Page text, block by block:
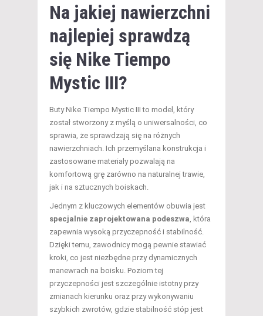
Na jakiej nawierzchni
najlepiej sprawdzą
się Nike Tiempo
Mystic III?
Buty Nike Tiempo Mystic III to model, który
został stworzony z myślą o uniwersalności, co
sprawia, że sprawdzają się na różnych
nawierzchniach. Ich przemyślana konstrukcja i
zastosowane materiały pozwalają na
komfortową grę zarówno na naturalnej trawie,
jak i na sztucznych boiskach.
Jednym z kluczowych elementów obuwia jest
specjalnie zaprojektowana podeszwa , która
zapewnia wysoką przyczepność i stabilność.
Dzięki temu, zawodnicy mogą pewnie stawiać
kroki, co jest niezbędne przy dynamicznych
manewrach na boisku. Poziom tej
przyczepności jest szczególnie istotny przy
zmianach kierunku oraz przy wykonywaniu
szybkich zwrotów, gdzie stabilność stóp jest